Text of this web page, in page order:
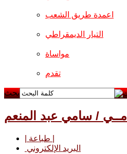
اعمدة طريق الشعب
التيار الديمقراطي
مواساة
تقدم
بحث
أمــي / سامي عبد المنعم
البريد الإلكتروني